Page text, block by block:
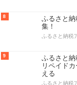
8
ふるさと
集！
ふるさと納税
9
ふるさと
リペイド
える
ふるさと納税